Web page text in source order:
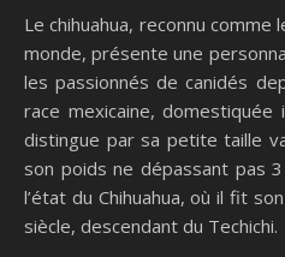
Le chihuahua, reconnu
monde, présente une
les passionnés de canidés
race mexicaine,
distingue par sa petite taille
son poids ne dépassant pas
l’état du Chihuahua, où il fit
siècle, descendant du Techichi.